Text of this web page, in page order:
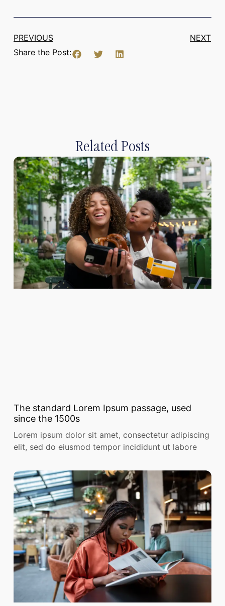
PREVIOUS
NEXT
Share the Post:
Related Posts
The standard Lorem Ipsum passage, used
since the 1500s
Lorem ipsum dolor sit amet, consectetur adipiscing
elit, sed do eiusmod tempor incididunt ut labore